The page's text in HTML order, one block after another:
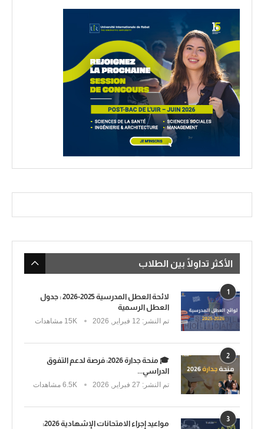
الأكثر تداولًا بين الطلاب
1
لائحة العطل المدرسية 2025-2026 : جدول
العطل الرسمية
تم النشر: 15K مشاهدات
2
🎓 منحة جدارة 2026: فرصة لدعم التفوق
الدراسي...
تم النشر: 6.5K مشاهدات
3
مواعيد إجراء الامتحانات الإشهادية 2026: